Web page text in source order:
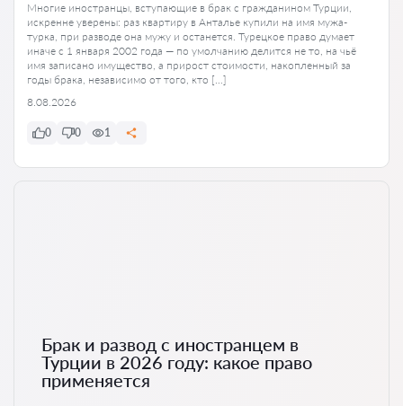
Многие иностранцы, вступающие в брак с гражданином Турции,
искренне уверены: раз квартиру в Анталье купили на имя мужа-
турка, при разводе она мужу и останется. Турецкое право думает
иначе с 1 января 2002 года — по умолчанию делится не то, на чьё
имя записано имущество, а прирост стоимости, накопленный за
годы брака, независимо от того, кто […]
8.08.2026
0 0 1
Брак и развод с иностранцем в
Турции в 2026 году: какое право
применяется